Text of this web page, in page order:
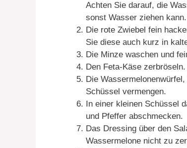
Achten Sie darauf, die
sonst Wasser ziehen kann.
Die rote Zwiebel fein
Sie diese auch kurz in
Die Minze waschen und
Den Feta-Käse zerbröseln.
Die
Schüssel vermengen.
In einer kleinen Schüssel
und Pfeffer abschmecken.
Das Dressing über den
Wassermelone nicht zu